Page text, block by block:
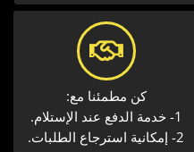
كن مطمئنا مع:
1- خدمة الدفع عند الإستلام.
2- إمكانية استرجاع الطلبات.